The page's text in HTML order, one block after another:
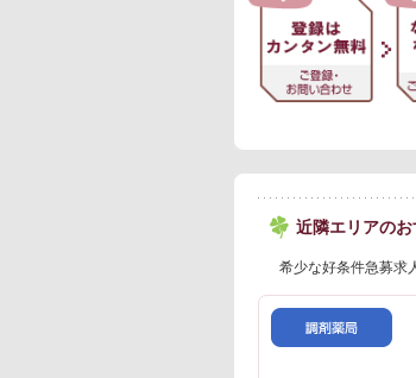
近隣エリアの
希少な好条件急募求